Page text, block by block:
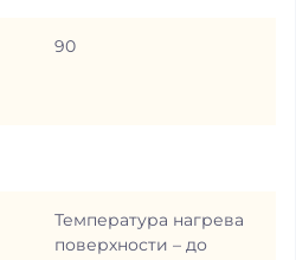
90
Температура нагрева
поверхности – до